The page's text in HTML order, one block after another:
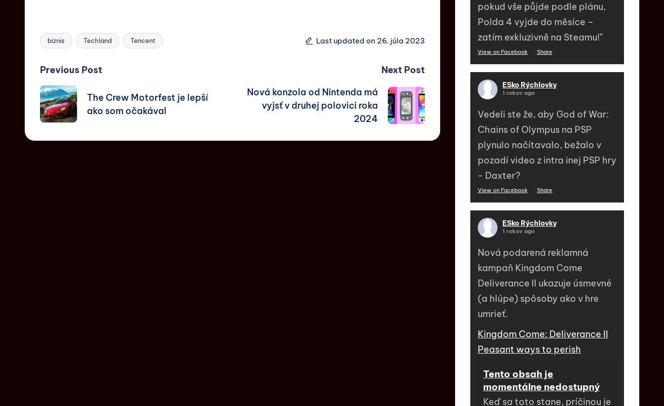
biznis Techland Tencent Last updated on 26. júla 2023
Previous Post
The Crew Motorfest je lepší
ako som očakával
Next Post
Nová konzola od Nintenda má
vyjsť v druhej polovici roka
2024
pokud vše půjde podle plánu,
Polda 4 vyjde do měsíce –
zatím exkluzivně na Steamu!"
View on Facebook · Share
ESko Rýchlovky
1 rokov ago
Vedeli ste že, aby God of War:
Chains of Olympus na PSP
plynulo načítavalo, bežalo v
pozadí video z intra inej PSP hry
- Daxter?
View on Facebook · Share
ESko Rýchlovky
1 rokov ago
Nová podarená reklamná
kampaň Kingdom Come
Deliverance II ukazuje úsmevné
(a hlúpe) spôsoby ako v hre
umrieť.
Kingdom Come: Deliverance II
Peasant ways to perish
Tento obsah je
momentálne nedostupný
Keď sa toto stane, príčinou je